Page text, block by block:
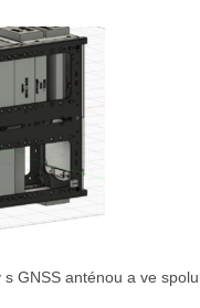
GNSS anténou a ve